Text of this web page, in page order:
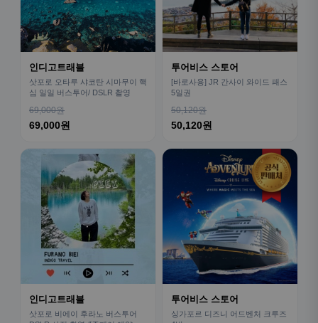
인디고트래블
삿포로 오타루 샤코탄 시마무이 핵
심 일일 버스투어/ DSLR 촬영
69,000원
69,000원
투어비스 스토어
[바로사용] JR 간사이 와이드 패스
5일권
50,120원
50,120원
인디고트래블
삿포로 비에이 후라노 버스투어
투어비스 스토어
싱가포르 디즈니 어드벤처 크루즈